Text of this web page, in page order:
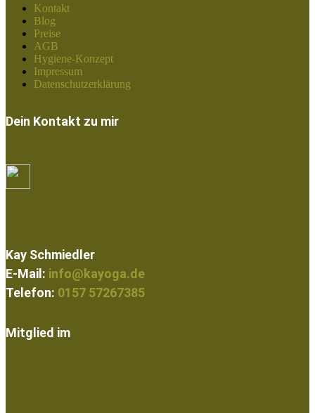
Kontakt
Blog
Preise
AGB
Hygiene-Konzept
Impressum
Datenschutzerklärung
Dein Kontakt zu mir
Kay Schmiedler
E-Mail: info@kayoga.de
Telefon: 0157 57267385
Mitglied im